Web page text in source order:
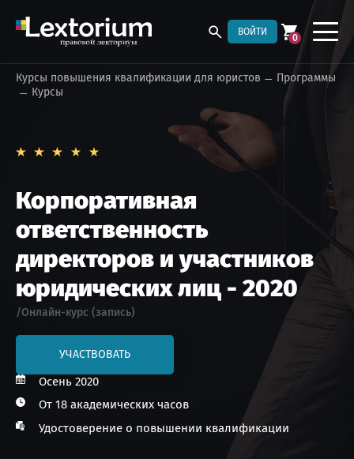
ВОЙТИ
0
Курсы повышения квалификации для юристов
Программы
Курсы
Корпоративная
ответственность
директоров и участников
юридических лиц - 2020
/Онлайн-курс (запись)
УЧАСТВОВАТЬ
Осень 2020
От 18 академических часов
Удостоверение о повышении квалификации